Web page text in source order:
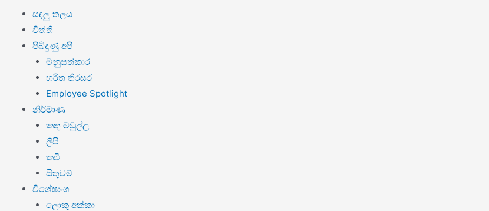
සඳලු තලය
විත්ති
පිබිදුණු අපි
මනුසත්කාර
හරිත තිරසර
Employee Spotlight
නිර්මාණ
කතු මඬුල්ල
ලිපි
කවි
සිතුවම්
විශේෂාංග
ලොකු අක්කා